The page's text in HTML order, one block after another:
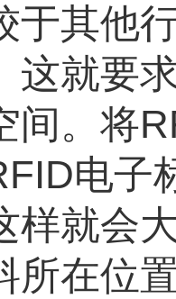
他行
这就要
间。将
电子
样就会
所在位